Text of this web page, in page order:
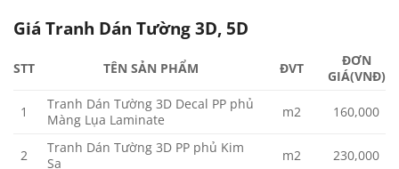
Giá Tranh Dán Tường 3D, 5D
STT TÊN SẢN PHẨM ĐVT
ĐƠN
GIÁ(VNĐ)
1
Tranh Dán Tường 3D Decal PP phủ
Màng Lụa Laminate
m2 160,000
2
Tranh Dán Tường 3D PP phủ Kim
Sa
m2 230,000